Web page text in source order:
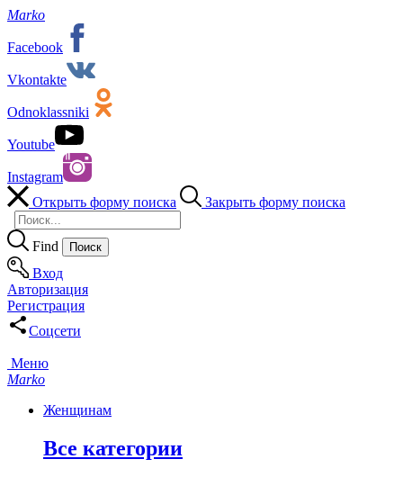
Marko
Facebook
Vkontakte
Odnoklassniki
Youtube
Instagram
Открыть форму поиска
Закрыть форму поиска
Find
Вход
Авторизация
Регистрация
Соцсети
Меню
Marko
Женщинам
Все категории